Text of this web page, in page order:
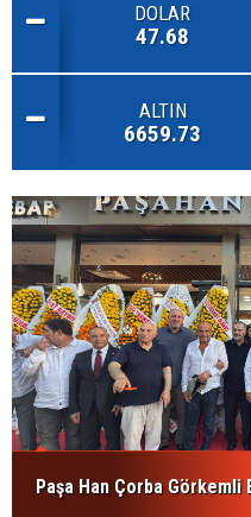
DOLAR
47.68
ALTIN
6659.73
Paşa Han Çorba